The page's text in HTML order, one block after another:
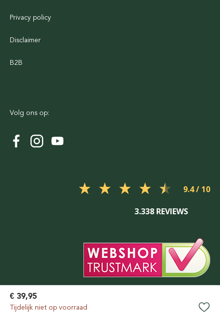
€ 39,95
Tijdelijk niet op voorraad
Privacy policy
Disclaimer
B2B
Volg ons op:
9.4
3.338 REVIEWS